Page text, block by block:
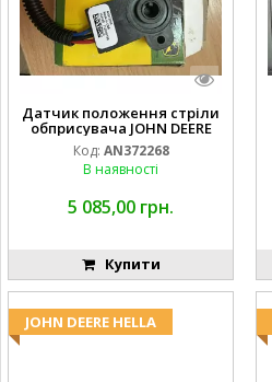
Датчик положення стріли
обприсувача JOHN DEERE
Код: AN372268
В наявності
5 085,00 грн.
Купити
JOHN DEERE HELLA